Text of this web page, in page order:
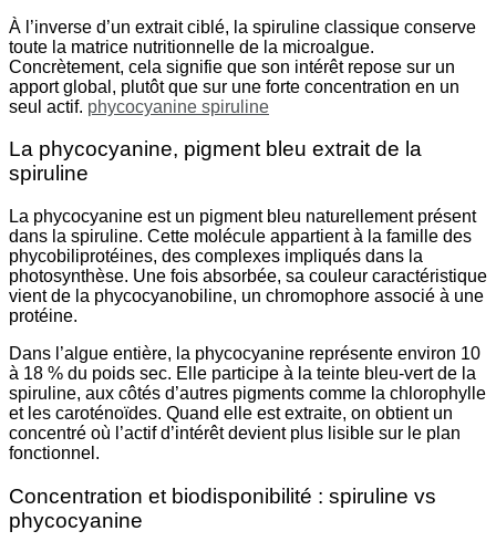
À l’inverse d’un extrait ciblé, la spiruline classique conserve
toute la matrice nutritionnelle de la microalgue.
Concrètement, cela signifie que son intérêt repose sur un
apport global, plutôt que sur une forte concentration en un
seul actif. phycocyanine spiruline
La phycocyanine, pigment bleu extrait de la
spiruline
La phycocyanine est un pigment bleu naturellement présent
dans la spiruline. Cette molécule appartient à la famille des
phycobiliprotéines, des complexes impliqués dans la
photosynthèse. Une fois absorbée, sa couleur caractéristique
vient de la phycocyanobiline, un chromophore associé à une
protéine.
Dans l’algue entière, la phycocyanine représente environ 10
à 18 % du poids sec. Elle participe à la teinte bleu-vert de la
spiruline, aux côtés d’autres pigments comme la chlorophylle
et les caroténoïdes. Quand elle est extraite, on obtient un
concentré où l’actif d’intérêt devient plus lisible sur le plan
fonctionnel.
Concentration et biodisponibilité : spiruline vs
phycocyanine